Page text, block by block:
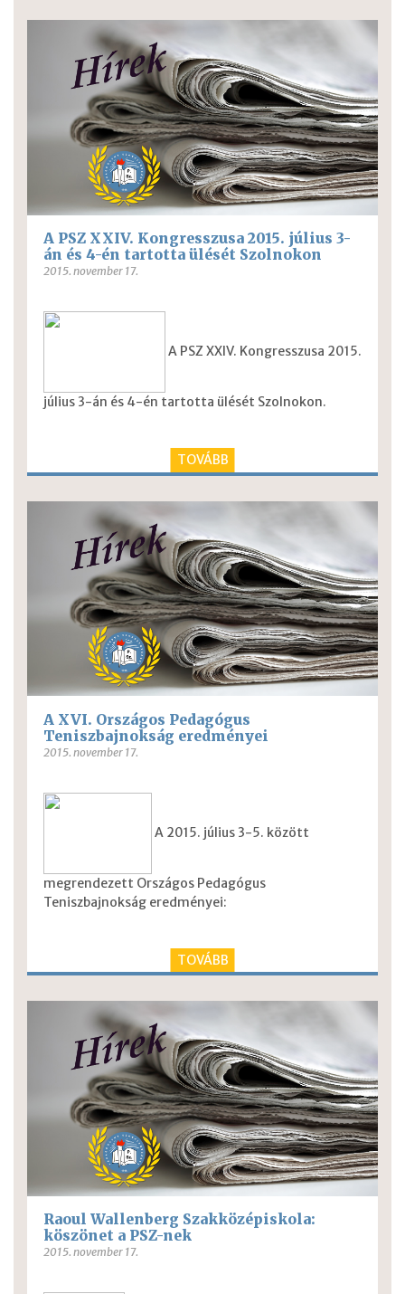
A PSZ XXIV. Kongresszusa 2015. július 3-
án és 4-én tartotta ülését Szolnokon
2015. november 17.
A PSZ XXIV. Kongresszusa 2015.
július 3-án és 4-én tartotta ülését Szolnokon.
TOVÁBB
A XVI. Országos Pedagógus
Teniszbajnokság eredményei
2015. november 17.
A 2015. július 3-5. között
megrendezett Országos Pedagógus
Teniszbajnokság eredményei:
TOVÁBB
Raoul Wallenberg Szakközépiskola:
köszönet a PSZ-nek
2015. november 17.